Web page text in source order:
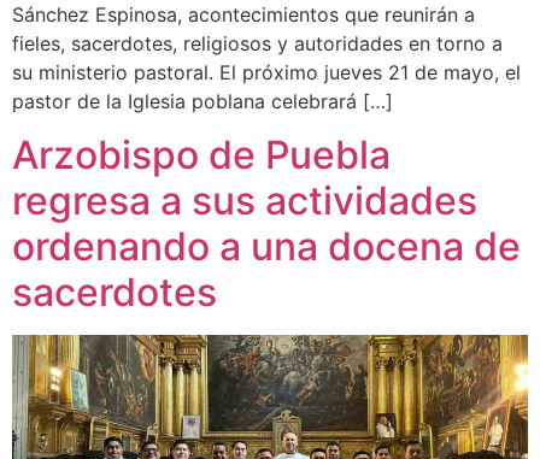
Sánchez Espinosa, acontecimientos que reunirán a
fieles, sacerdotes, religiosos y autoridades en torno a
su ministerio pastoral. El próximo jueves 21 de mayo, el
pastor de la Iglesia poblana celebrará […]
Arzobispo de Puebla
regresa a sus actividades
ordenando a una docena de
sacerdotes